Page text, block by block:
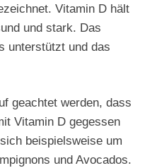
Vitamin D hält
und stark. Das
unterstützt und das
geachtet werden, dass
Vitamin D gegessen
beispielsweise um
und Avocados.